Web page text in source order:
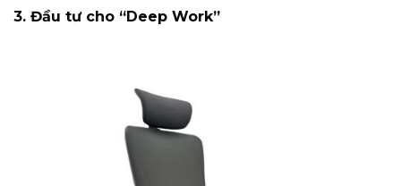
3. Đầu tư cho “Deep Work”